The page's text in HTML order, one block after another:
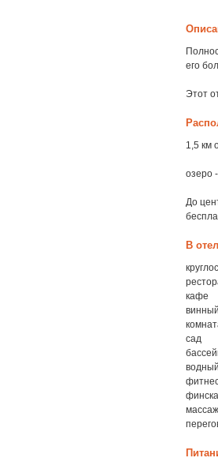
его
Этот
1,5 км
озеро
До
В
кафе
сад
массаж